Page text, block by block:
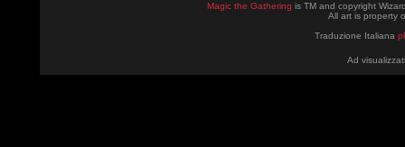
Magic the Gathering is TM and copyright
All art is property
Traduzione Italiana
Ad